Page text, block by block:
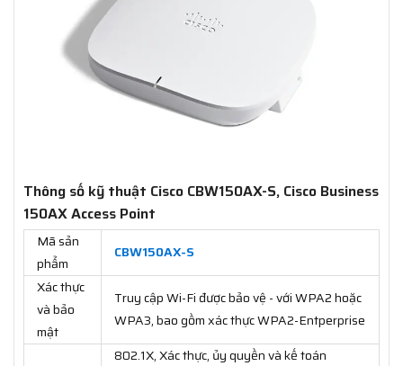
Thông số kỹ thuật Cisco CBW150AX-S, Cisco Business
150AX Access Point
Mã sản
phẩm
CBW150AX-S
Xác thực
và bảo
mật
Truy cập Wi-Fi được bảo vệ - với WPA2 hoặc
WPA3, bao gồm xác thực WPA2-Entperprise
802.1X, Xác thực, ủy quyền và kế toán